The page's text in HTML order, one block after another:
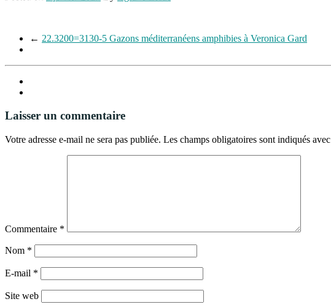
← 22.3200=3130-5 Gazons méditerranéens amphibies à Veronica Gard
Laisser un commentaire
Votre adresse e-mail ne sera pas publiée. Les champs obligatoires sont indiqués avec
Commentaire *
Nom *
E-mail *
Site web